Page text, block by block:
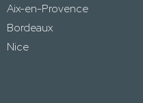
Aix-en-Provence
Bordeaux
Nice